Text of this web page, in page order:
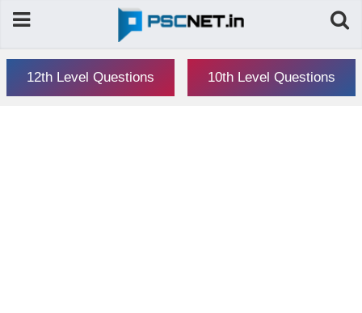
12th Level Questions 10th Level Questions